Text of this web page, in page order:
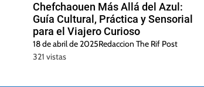
Chefchaouen Más Allá del Azul:
Guía Cultural, Práctica y Sensorial
para el Viajero Curioso
18 de abril de 2025Redaccion The Rif Post
321 vistas